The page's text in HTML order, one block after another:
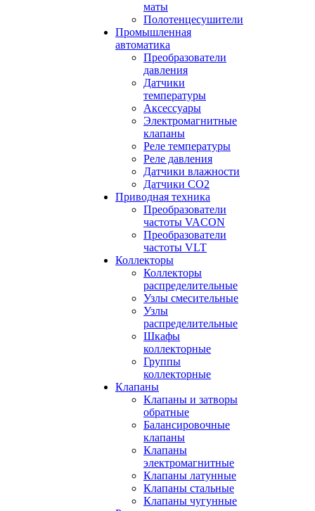
маты
Полотенцесушители
Промышленная
автоматика
Преобразователи
давления
Датчики
температуры
Аксессуары
Электромагнитные
клапаны
Реле температуры
Реле давления
Датчики влажности
Датчики CO2
Приводная техника
Преобразователи
частоты VACON
Преобразователи
частоты VLT
Коллекторы
Коллекторы
распределительные
Узлы смесительные
Узлы
распределительные
Шкафы
коллекторные
Группы
коллекторные
Клапаны
Клапаны и затворы
обратные
Балансировочные
клапаны
Клапаны
электромагнитные
Клапаны латунные
Клапаны стальные
Клапаны чугунные